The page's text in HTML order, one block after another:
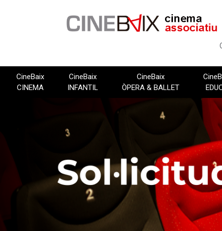
CineBaix
CINEMA
CineBaix
INFANTIL
CineBaix
ÒPERA & BALLET